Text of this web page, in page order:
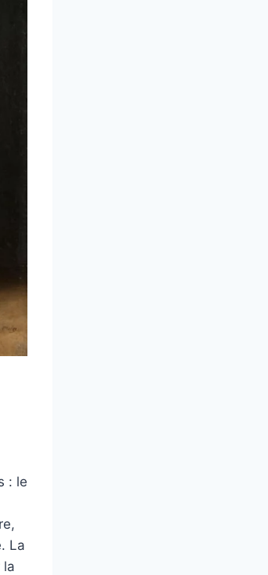
: le
La
la